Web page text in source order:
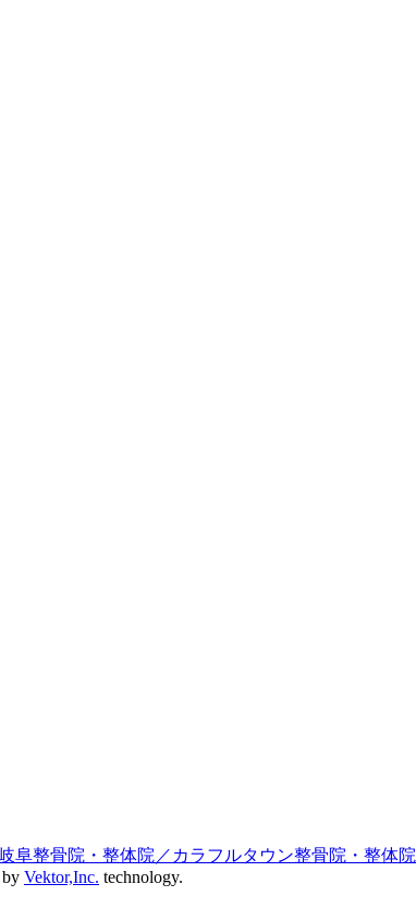
阜整骨院・整体院／カラフルタウン整骨院・整体院
by Vektor,Inc. technology.